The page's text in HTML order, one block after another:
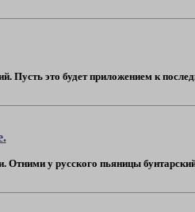
это будет приложением к
у русского пьяницы